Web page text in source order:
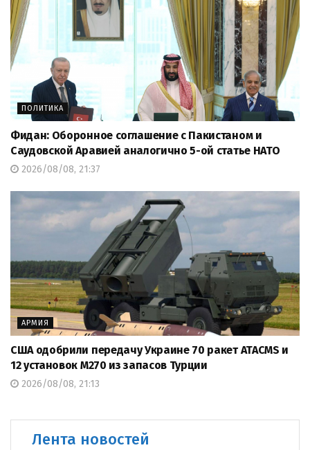
ПОЛИТИКА
Фидан: Оборонное соглашение с Пакистаном и
Саудовской Аравией аналогично 5-ой статье НАТО
2026/08/08, 21:37
АРМИЯ
США одобрили передачу Украине 70 ракет ATACMS и
12 установок M270 из запасов Турции
2026/08/08, 21:13
Лента новостей